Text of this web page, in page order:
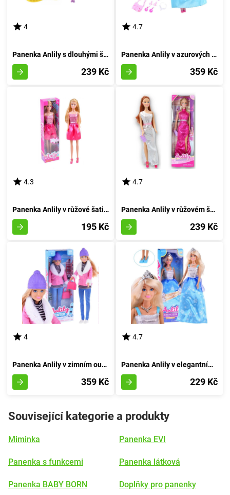
4
Panenka Anlily s dlouhými švestkovými vlákny
239 Kč
4.7
Panenka Anlily v azurových večerních šatech
359 Kč
4.3
Panenka Anlily v růžové šatičce
195 Kč
4.7
Panenka Anlily v růžovém šatě s květinovými zdobeními
239 Kč
4
Panenka Anlily v zimním outfitu
359 Kč
4.7
Panenka Anlily v elegantním oděvu a koruně
229 Kč
Související kategorie a produkty
Miminka
Panenka s funkcemi
Panenka BABY BORN
Panenka EVI
Panenka látková
Doplňky pro panenky